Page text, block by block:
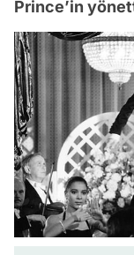
Prince’in